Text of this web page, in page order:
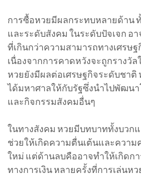
การซื้อหวยมีผลกระทบหลายด้าน
และระดับสังคม ในระดับปัจเจก อ
ที่เกินกว่าความสามารถทางเศรษ
เนื่องจากการคาดหวังจะถูกรางวั
หวยยังมีผลต่อเศรษฐกิจระดับชาติ
ได้มหาศาลให้กับรัฐซึ่งนำไปพัฒน
และกิจกรรมสังคมอื่นๆ
ในทางสังคม หวยมีบทบาททั้งบวก
ช่วยให้เกิดความตื่นเต้นและความ
ใหม่ แต่ด้านลบคืออาจทำให้เกิดก
ทางการเงิน หลายครั้งที่การเล่นห